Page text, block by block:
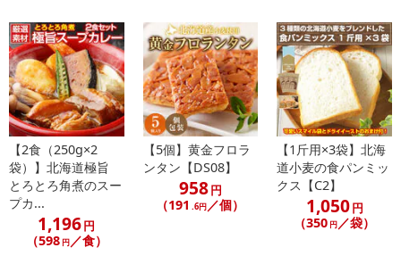
【お支払いについて】
※送料はお試し費用に含まれております。
※d払い、PayPay、au PAY、au PAY（auかんたん決済）、ソフトバ
ンクまとめて支払い、楽天ペイ、メルペイ、AEON Pay、Amazon
Payでお支払いの場合、決済のため外部サイトへ遷移します。
※予約商品は決済手段ごとに定められた決済期限日にお支払いを完
了することがございます。ご了承いただいたうえでお申し込みくだ
さい。
【配送伝票番号について】
※配送形態がメール便の商品については、商品の発送完了後、配送
伝票番号がマイページに表示されない場合もございます。
【2食（250g×2
袋）】北海道極旨
とろとろ角煮のスー
プカ...
1,196円
（598 円／食）
【5個】黄金フロラ
ンタン【DS08】
958円
（191 .6円／個）
【1斤用×3袋】北海
道小麦の食パンミッ
クス【C2】
1,050円
（350 円／袋）